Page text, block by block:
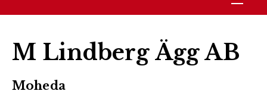
M Lindberg Ägg AB
Moheda